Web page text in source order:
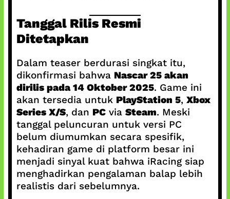
Tanggal Rilis Resmi
Ditetapkan
Dalam teaser berdurasi singkat itu,
dikonfirmasi bahwa Nascar 25 akan
dirilis pada 14 Oktober 2025. Game ini
akan tersedia untuk PlayStation 5, Xbox
Series X/S, dan PCvia Steam. Meski
tanggal peluncuran untuk versi PC
belum diumumkan secara spesifik,
kehadiran game di platform besar ini
menjadi sinyal kuat bahwa iRacing siap
menghadirkan pengalaman balap lebih
realistis dari sebelumnya.